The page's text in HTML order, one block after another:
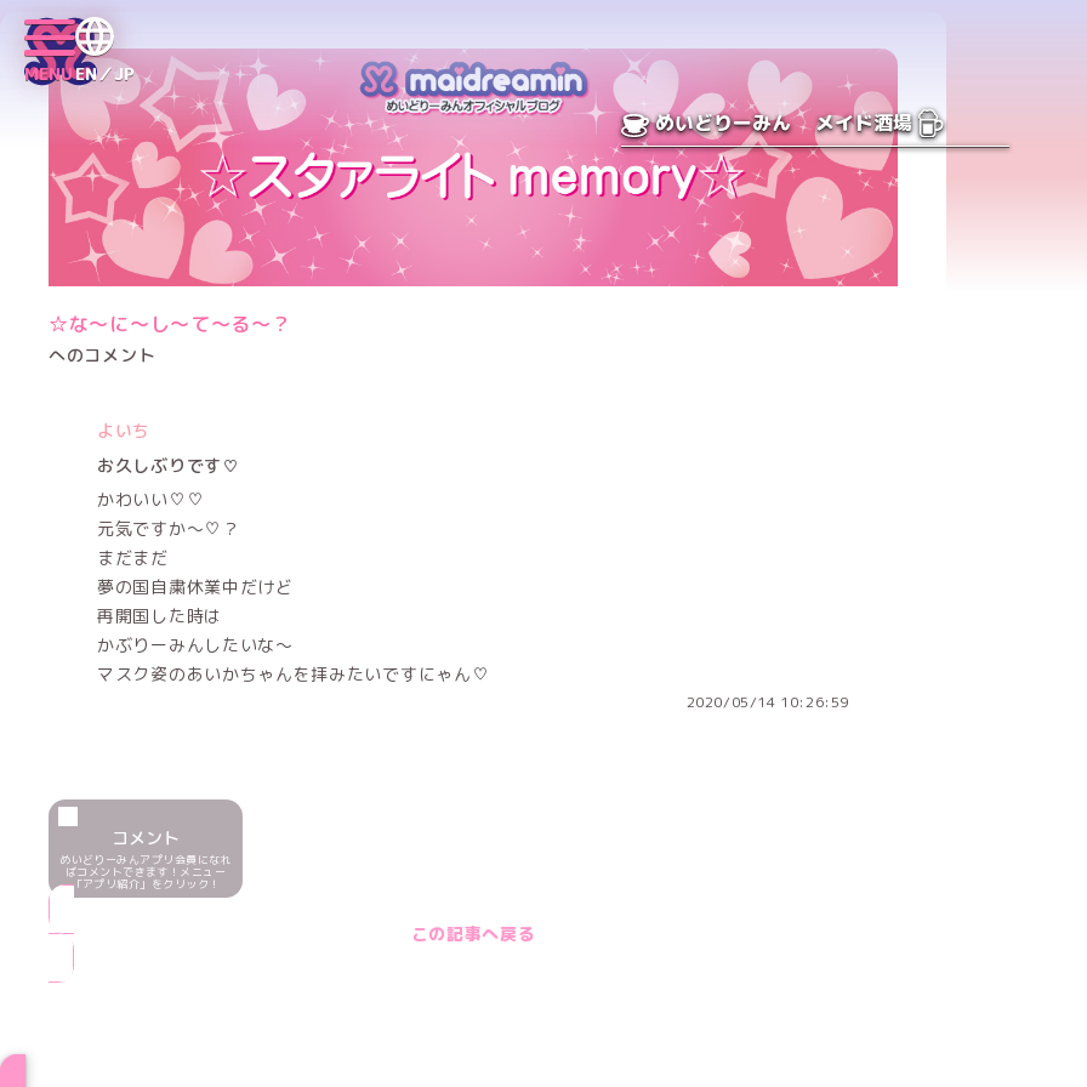
MENUEN／JP
めいどりーみん メイド酒場
☆な～に～し～て～る～？
へのコメント
よいち
お久しぶりです♡
かわいい♡♡
元気ですか〜♡？
まだまだ
夢の国自粛休業中だけど
再開国した時は
かぶりーみんしたいな〜
マスク姿のあいかちゃんを拝みたいですにゃん♡
2020/05/14 10:26:59
コメント
めいどりーみんアプリ会員になれ
ばコメントできます！メニュー
「アプリ紹介」をクリック！
この記事へ戻る